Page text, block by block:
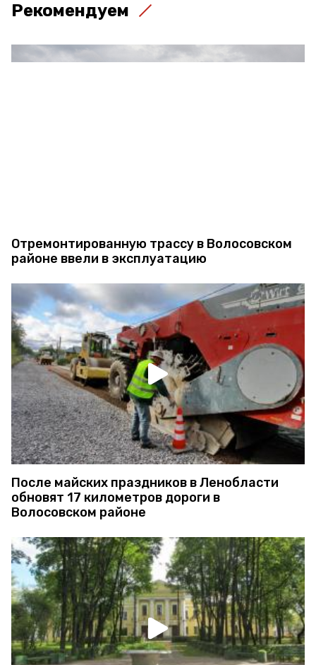
Рекомендуем
Отремонтированную трассу в Волосовском
районе ввели в эксплуатацию
После майских праздников в Ленобласти
обновят 17 километров дороги в
Волосовском районе